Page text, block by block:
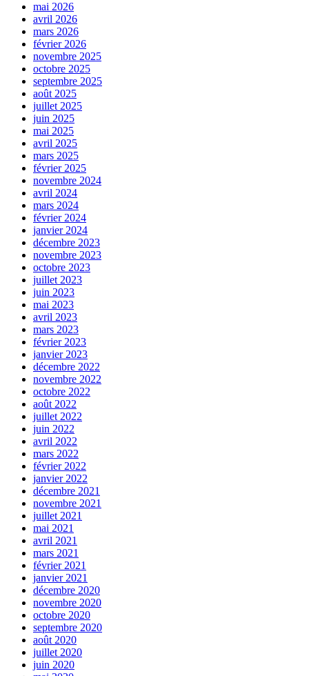
mai 2026
avril 2026
mars 2026
février 2026
novembre 2025
octobre 2025
septembre 2025
août 2025
juillet 2025
juin 2025
mai 2025
avril 2025
mars 2025
février 2025
novembre 2024
avril 2024
mars 2024
février 2024
janvier 2024
décembre 2023
novembre 2023
octobre 2023
juillet 2023
juin 2023
mai 2023
avril 2023
mars 2023
février 2023
janvier 2023
décembre 2022
novembre 2022
octobre 2022
août 2022
juillet 2022
juin 2022
avril 2022
mars 2022
février 2022
janvier 2022
décembre 2021
novembre 2021
juillet 2021
mai 2021
avril 2021
mars 2021
février 2021
janvier 2021
décembre 2020
novembre 2020
octobre 2020
septembre 2020
août 2020
juillet 2020
juin 2020